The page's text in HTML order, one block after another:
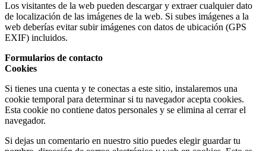
Los visitantes de la web pueden descargar y extraer cualquier dato
de localización de las imágenes de la web. Si subes imágenes a la
web deberías evitar subir imágenes con datos de ubicación (GPS
EXIF) incluidos.
Formularios de contacto
Cookies
Si tienes una cuenta y te conectas a este sitio, instalaremos una
cookie temporal para determinar si tu navegador acepta cookies.
Esta cookie no contiene datos personales y se elimina al cerrar el
navegador.
Si dejas un comentario en nuestro sitio puedes elegir guardar tu